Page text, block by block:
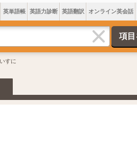
英単語帳 英語力診断 英語翻訳 オンライン英会話
すに